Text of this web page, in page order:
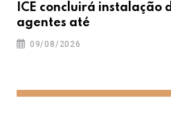
ICE concluirá instalação
agentes até
09/08/2026